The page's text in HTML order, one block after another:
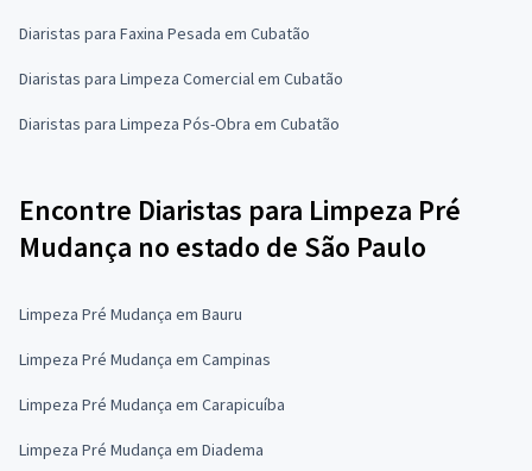
Diaristas para Faxina Pesada em Cubatão
Diaristas para Limpeza Comercial em Cubatão
Diaristas para Limpeza Pós-Obra em Cubatão
Encontre Diaristas para Limpeza Pré
Mudança no estado de São Paulo
Limpeza Pré Mudança em Bauru
Limpeza Pré Mudança em Campinas
Limpeza Pré Mudança em Carapicuíba
Limpeza Pré Mudança em Diadema